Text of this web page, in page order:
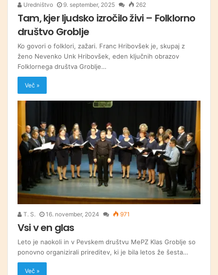
Uredništvo 9. september, 2025 262
Tam, kjer ljudsko izročilo živi – Folklorno
društvo Groblje
Ko govori o folklori, zažari. Franc Hribovšek je, skupaj z
ženo Nevenko Unk Hribovšek, eden ključnih obrazov
Folklornega društva Groblje…
Več »
T. S. 16. november, 2024 971
Vsi v en glas
Leto je naokoli in v Pevskem društvu MePZ Klas Groblje so
ponovno organizirali prireditev, ki je bila letos že šesta…
Več »